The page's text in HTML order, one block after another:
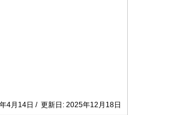
4月14日 / 更新日: 2025年12月18日